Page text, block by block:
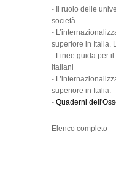
-
Il ruolo delle
società
-
superiore in Italia.
- Linee guida per
italiani
-
superiore in Italia.
- Quaderni
Elenco completo